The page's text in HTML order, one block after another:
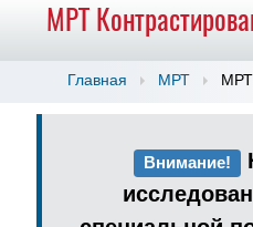
МРТ
Главная МРТ МРТ
Внимание!